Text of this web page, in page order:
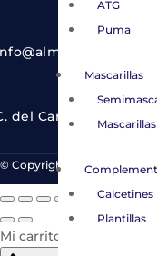
ATG
Puma
Mascarillas
Mascarillas
Calcetines
Plantillas
del Cardenal
© Copyright Almacenes
Mi carrito